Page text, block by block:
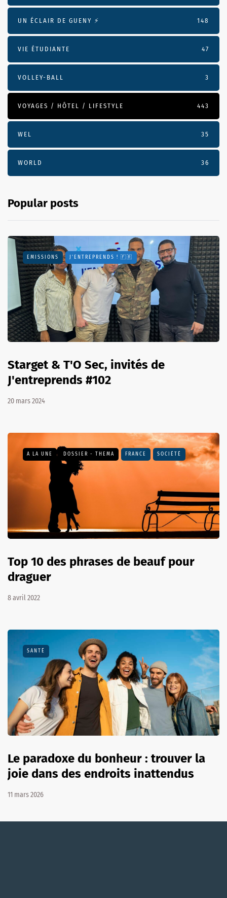
UN ÉCLAIR DE GUENY ⚡️ 148
VIE ÉTUDIANTE 47
VOLLEY-BALL 3
VOYAGES / HÔTEL / LIFESTYLE 443
WEL 35
WORLD 36
Popular posts
EMISSIONS J'ENTREPRENDS ! 🇫🇷
Starget & T'O Sec, invités de
J'entreprends #102
20 mars 2024
A LA UNE DOSSIER - THEMA FRANCE SOCIÉTÉ
Top 10 des phrases de beauf pour
draguer
8 avril 2022
SANTÉ
Le paradoxe du bonheur : trouver la
joie dans des endroits inattendus
11 mars 2026